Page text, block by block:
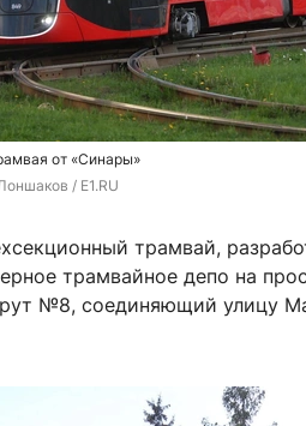
от «Синары»
/ E1.RU
трамвай,
трамвайное депо на
№8, соединяющий улицу